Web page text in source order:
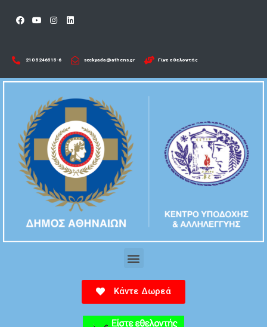
210 5246515-6​ seckyada@athens.gr Γίνε εθελοντής
Κάντε Δωρεά